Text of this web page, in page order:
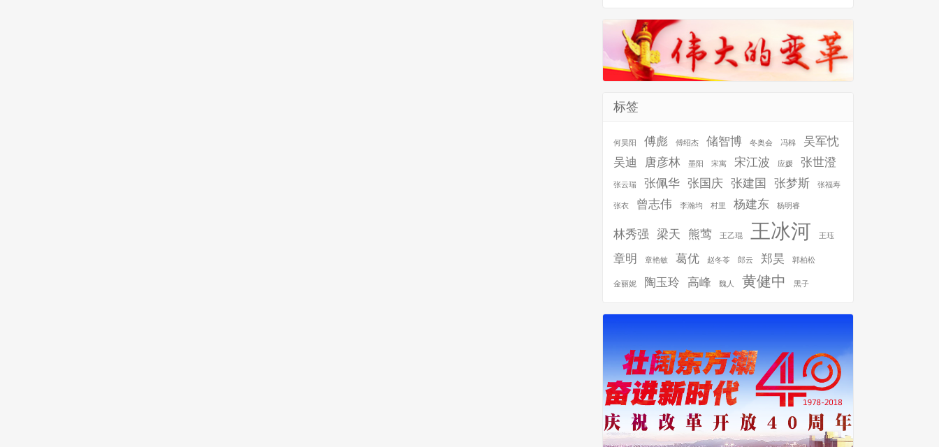
标签
何昊阳 傅彪 傅绍杰 储智博 冬奥会 冯棉
吴军忱
吴迪
唐彦林 墨阳 宋寓 宋江波 应媛 张世澄
张云瑞 张佩华 张国庆 张建国 张梦斯 张福寿
张衣 曾志伟 李瀚均 村里 杨建东 杨明睿
林秀强 梁天 熊莺 王乙琨 王冰河 王珏
章明 章艳敏 葛优 赵冬苓 郎云 郑昊 郭柏松
金丽妮 陶玉玲 高峰 魏人 黄健中 黑子